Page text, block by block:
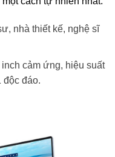
nhà thiết kế, nghệ sĩ
cảm ứng, hiệu suất
độc đáo.